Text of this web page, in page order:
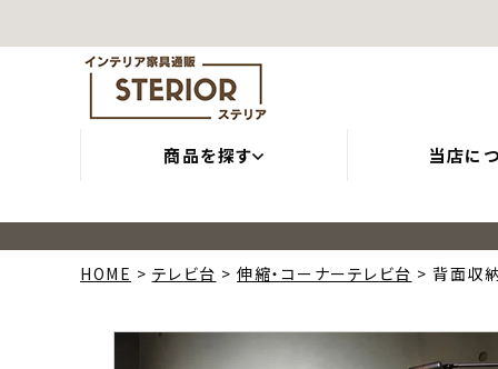
HOME テレビ台 伸縮・コーナーテレビ台 背面収